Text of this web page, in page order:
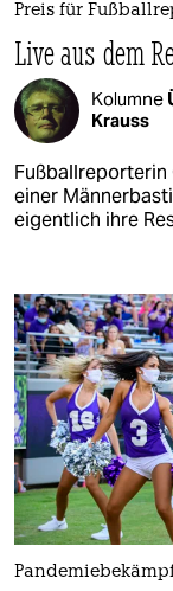
Preis für
Live aus dem
Kolumne
Krauss
Fußballreporterin
einer
eigentlich ihre